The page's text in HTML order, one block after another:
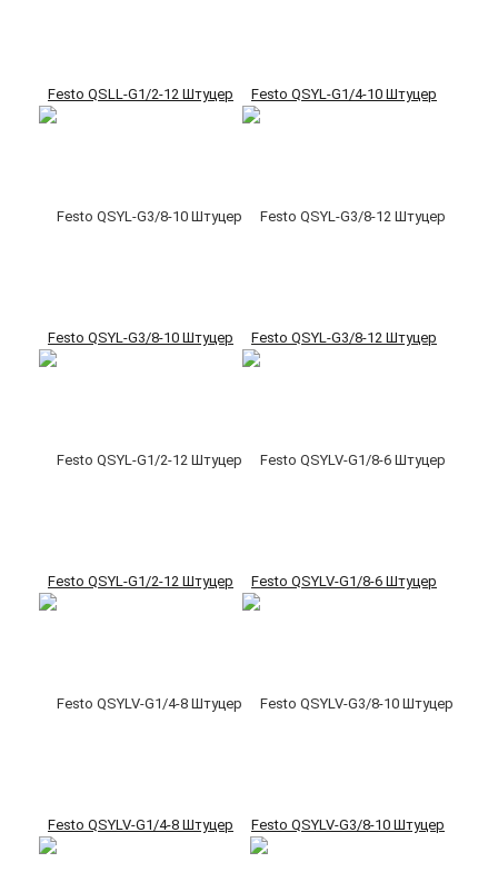
Festo QSLL-G1/2-12 Штуцер Festo QSYL-G1/4-10 Штуцер
Festo QSYL-G3/8-10 Штуцер Festo QSYL-G3/8-12 Штуцер
Festo QSYL-G1/2-12 Штуцер Festo QSYLV-G1/8-6 Штуцер
Festo QSYLV-G1/4-8 Штуцер Festo QSYLV-G3/8-10 Штуцер